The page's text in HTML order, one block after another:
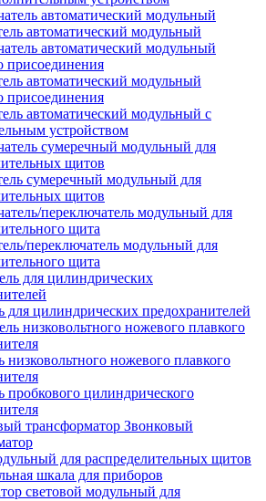
автоматический модульный
автоматический модульный
присоединения
автоматический модульный с
устройством
сумеречный модульный для
щитов
переключатель модульный для
щита
для цилиндрических предохранителей
низковольтного ножевого плавкого
пробкового цилиндрического
Звонковый
для распределительных щитов
шкала для приборов